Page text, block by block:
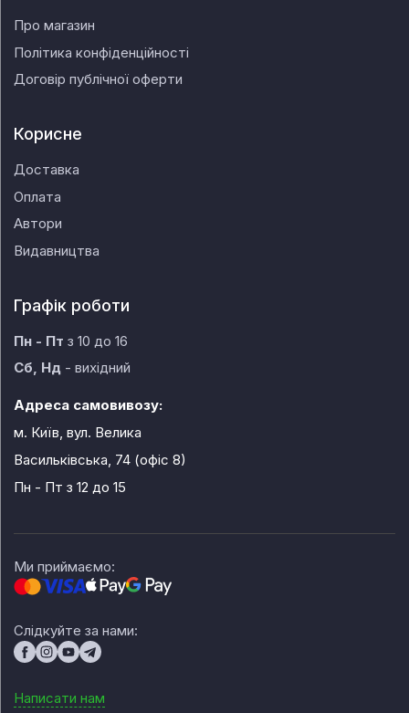
Про магазин
Політика конфіденційності
Договір публічної оферти
Корисне
Доставка
Оплата
Автори
Видавництва
Графік роботи
Пн - Пт з 10 до 16
Сб, Нд - вихідний
Адреса самовивозу:
м. Київ, вул. Велика
Васильківська, 74 (офіс 8)
Пн - Пт з 12 до 15
Ми приймаємо:
Слідкуйте за нами:
Написати нам